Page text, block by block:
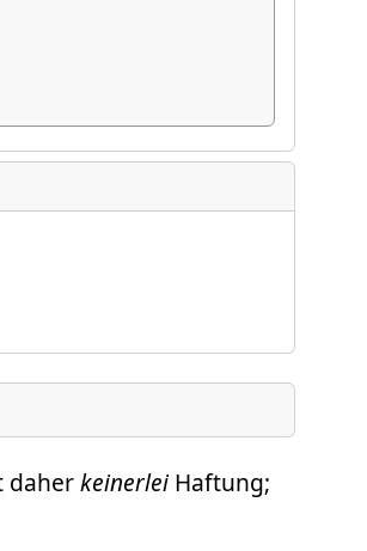
daherkeinerlei Haftung;